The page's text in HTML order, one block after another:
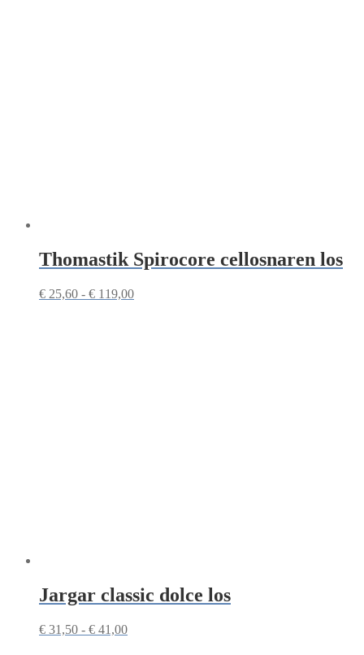
Thomastik Spirocore cellosnaren los
€ 25,60 - € 119,00Prijsklasse:
Jargar classic dolce los
€ 31,50 - € 41,00Prijsklasse: